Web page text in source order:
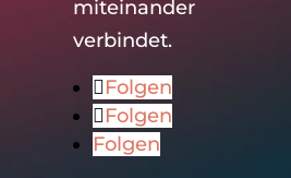
miteinander
verbindet.
Folgen
Folgen
Folgen